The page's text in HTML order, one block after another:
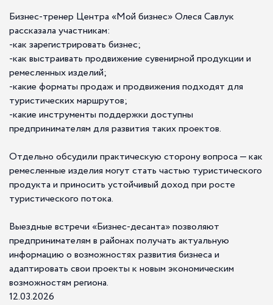
Бизнес-тренер Центра «Мой бизнес» Олеся Савлук
рассказала участникам:
-как зарегистрировать бизнес;
-как выстраивать продвижение сувенирной продукции и
ремесленных изделий;
-какие форматы продаж и продвижения подходят для
туристических маршрутов;
-какие инструменты поддержки доступны
предпринимателям для развития таких проектов.
Отдельно обсудили практическую сторону вопроса — как
ремесленные изделия могут стать частью туристического
продукта и приносить устойчивый доход при росте
туристического потока.
Выездные встречи «Бизнес-десанта» позволяют
предпринимателям в районах получать актуальную
информацию о возможностях развития бизнеса и
адаптировать свои проекты к новым экономическим
возможностям региона.
12.03.2026